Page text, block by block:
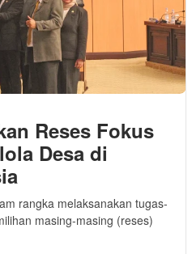
Reses Fokus
Desa di
rangka melaksanakan tugas-
masing-masing (reses)